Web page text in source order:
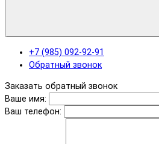
+7 (985) 092-92-91
Обратный звонок
Заказать обратный звонок
Ваше имя:
Ваш телефон: